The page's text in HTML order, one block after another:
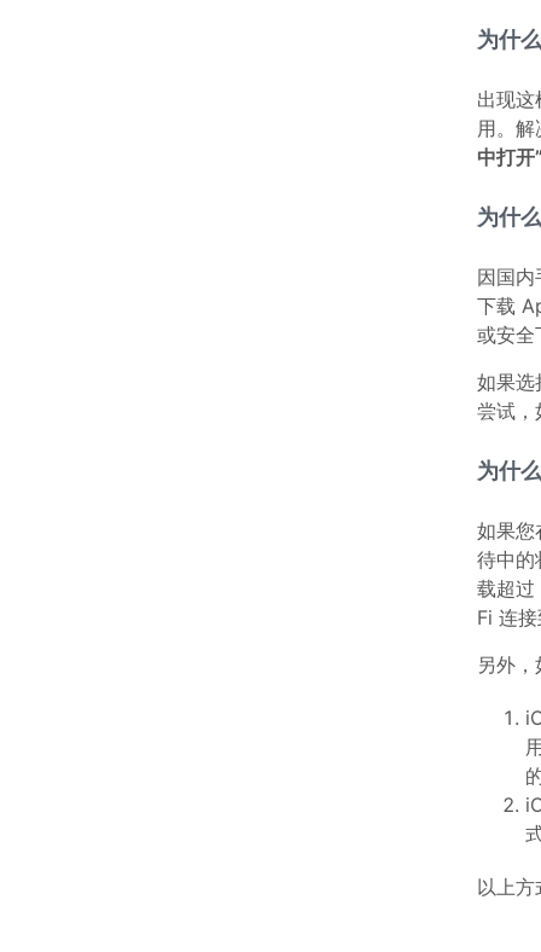
为什
出现
用。
中打开
为什
因国
下载
或安全
如果选
尝试，
为什
如果您
待中的
载超过
Fi 连
另外
以上方